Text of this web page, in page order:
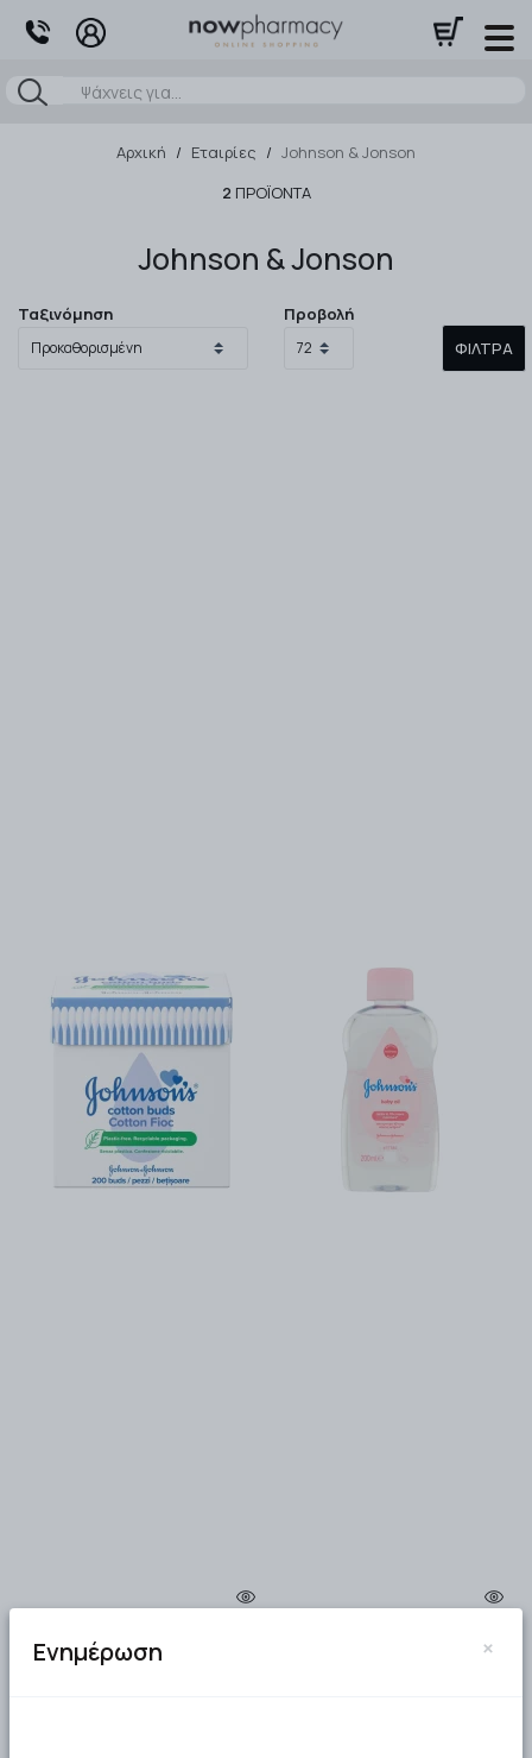
Αναζήτηση
Αρχική / Εταιρίες / Johnson & Jonson
2 ΠΡΟΪΌΝΤΑ
Johnson & Jonson
Ταξινόμηση
Προβολή
ΦΊΛΤΡΑ
Ενημέρωση ×